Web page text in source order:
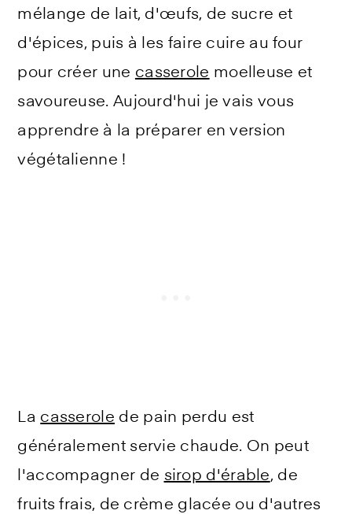
mélange de lait, d'œufs, de sucre et
d'épices, puis à les faire cuire au four
pour créer une casserole moelleuse et
savoureuse. Aujourd'hui je vais vous
apprendre à la préparer en version
végétalienne !
La casserole de pain perdu est
généralement servie chaude. On peut
l'accompagner de sirop d'érable, de
fruits frais, de crème glacée ou d'autres